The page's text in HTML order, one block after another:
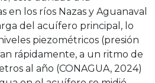
en los ríos Nazas y Aguanaval
del acuífero principal, lo
piezométricos (presión
rápidamente, a un ritmo de
al año (CONAGUA, 2024)